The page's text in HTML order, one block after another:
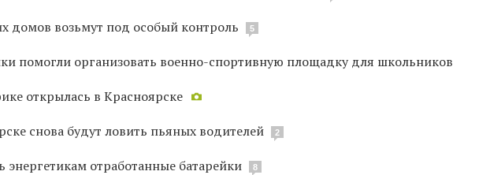
домов возьмут под особый контроль 5
помогли организовать военно-спортивную площадку для школьников
открылась в Красноярске
снова будут ловить пьяных водителей 2
отработанные батарейки 8